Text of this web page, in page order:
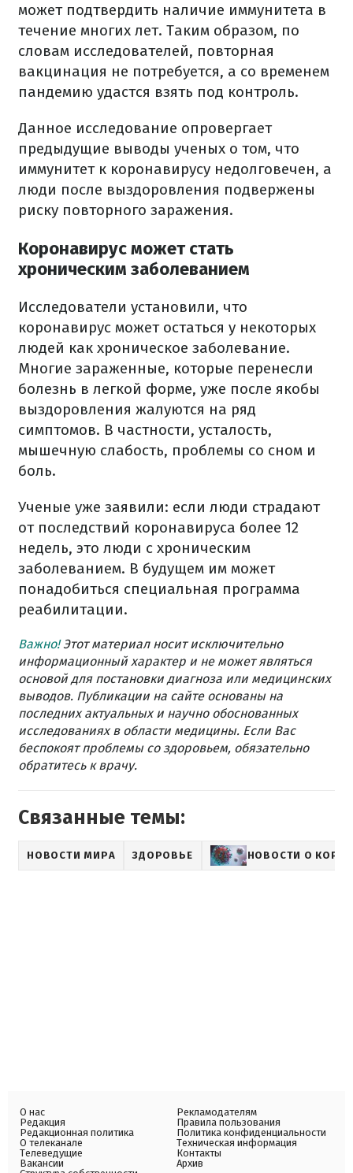
может подтвердить наличие иммунитета в
течение многих лет. Таким образом, по
словам исследователей, повторная
вакцинация не потребуется, а со временем
пандемию удастся взять под контроль.
Данное исследование опровергает
предыдущие выводы ученых о том, что
иммунитет к коронавирусу недолговечен, а
люди после выздоровления подвержены
риску повторного заражения.
Коронавирус может стать
хроническим заболеванием
Исследователи установили, что
коронавирус может остаться у некоторых
людей как хроническое заболевание.
Многие зараженные, которые перенесли
болезнь в легкой форме, уже после якобы
выздоровления жалуются на ряд
симптомов. В частности, усталость,
мышечную слабость, проблемы со сном и
боль.
Ученые уже заявили: если люди страдают
от последствий коронавируса более 12
недель, это люди с хроническим
заболеванием. В будущем им может
понадобиться специальная программа
реабилитации.
Важно!Этот материал носит исключительно
информационный характер и не может являться
основой для постановки диагноза или медицинских
выводов. Публикации на сайте основаны на
последних актуальных и научно обоснованных
исследованиях в области медицины. Если Вас
беспокоят проблемы со здоровьем, обязательно
обратитесь к врачу.
Связанные темы:
НОВОСТИ МИРА ЗДОРОВЬЕ НОВОСТИ О
О нас
Редакция
Редакционная политика
О телеканале
Телеведущие
Вакансии
Рекламодателям
Правила пользования
Политика конфиденциальности
Техническая информация
Контакты
Архив